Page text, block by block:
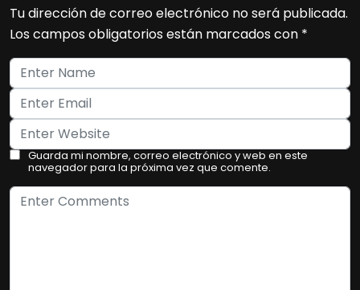
Tu dirección de correo electrónico no será publicada.
Los campos obligatorios están marcados con *
Guarda mi nombre, correo electrónico y web en este
navegador para la próxima vez que comente.